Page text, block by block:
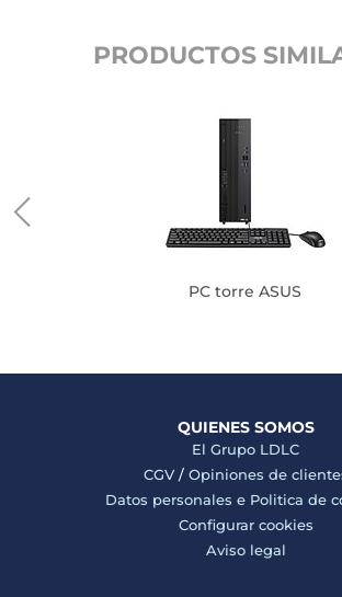
PRODUCTOS
PC torre ASUS
QUIENES SOMOS
El Grupo LDLC
CGV/ Opiniones de
Datos personales e Politica de
Configurar cookies
Aviso legal